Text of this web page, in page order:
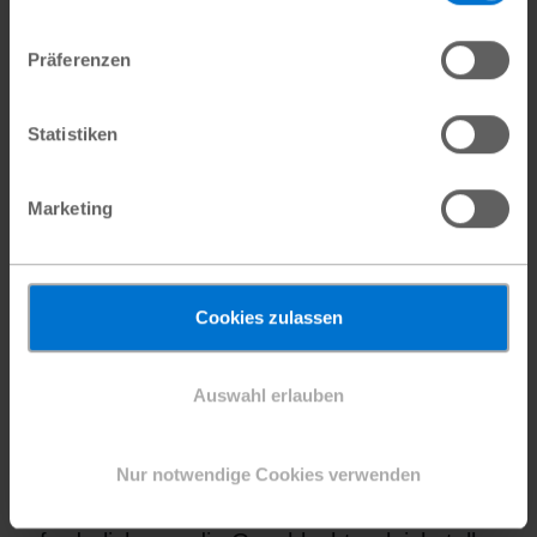
Präferenzen
Statistiken
Marketing
Cookies zulassen
Auswahl erlauben
Nur notwendige Cookies verwenden
UN-Nachhaltigkeitsziele:
Leben von Mädchen?